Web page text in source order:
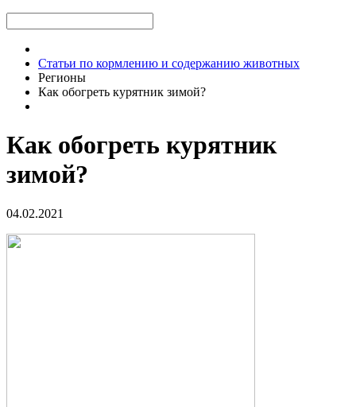
Статьи по кормлению и содержанию животных
Регионы
Как обогреть курятник зимой?
Как обогреть курятник
зимой?
04.02.2021